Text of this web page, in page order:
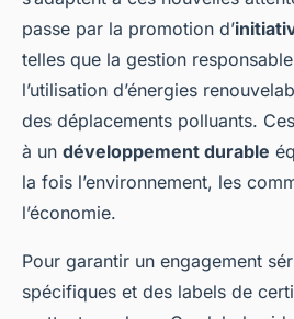
passe par la promotion d’
telles que la gestion
l’utilisation d’énergies
des déplacements polluants.
à un développement durable
la fois l’environnement, les
l’économie.
Pour garantir un engagement
spécifiques et des labels de